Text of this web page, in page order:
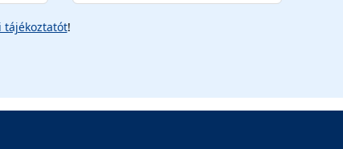
tájékoztatót!